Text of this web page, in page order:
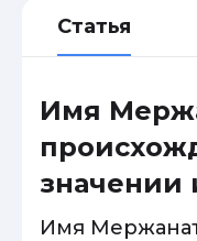
Статья
Имя
значении
Имя